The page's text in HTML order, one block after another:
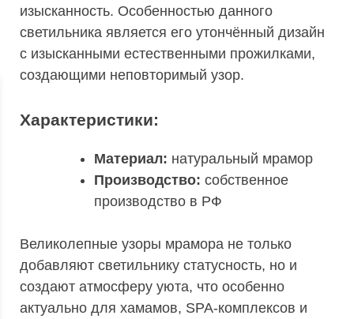
изысканность. Особенностью данного
светильника является его утончённый дизайн
с изысканными естественными прожилками,
создающими неповторимый узор.
Характеристики:
Материал: натуральный мрамор
Производство: собственное
производство в РФ
Великолепные узоры мрамора не только
добавляют светильнику статусность, но и
создают атмосферу уюта, что особенно
актуально для хамамов, SPA-комплексов и